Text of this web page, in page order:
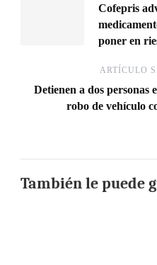
Cofepris
poner en
ARTÍCULO
Detienen a dos personas
robo de vehículo
También le puede